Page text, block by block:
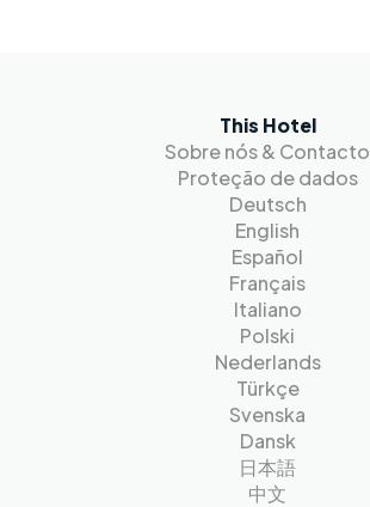
This Hotel
Sobre nós & Contacto
Proteção de dados
Deutsch
English
Español
Français
Italiano
Polski
Nederlands
Türkçe
Svenska
Dansk
日本語
中文